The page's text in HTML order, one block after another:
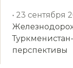
• 23 сентября
перспективы